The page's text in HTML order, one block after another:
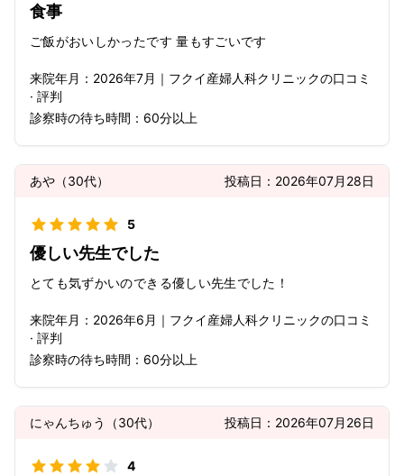
食事
ご飯がおいしかったです 量もすごいです
来院年月： 2026年7月 ｜ フクイ産婦人科クリニックの口コミ
· 評判
診察時の待ち時間： 60分以上
あや （30代） 投稿日： 2026年07月28日
5
優しい先生でした
とても気ずかいのできる優しい先生でした！
来院年月： 2026年6月 ｜ フクイ産婦人科クリニックの口コミ
· 評判
診察時の待ち時間： 60分以上
にゃんちゅう （30代） 投稿日： 2026年07月26日
4